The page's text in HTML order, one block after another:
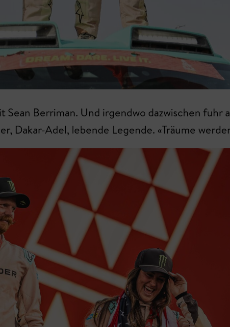
Berriman. Und irgendwo dazwischen fuhr
Dakar-Adel, lebende Legende. «Träume